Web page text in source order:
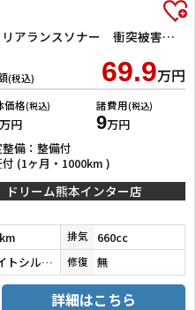
L SAIII ETC バックカメラ クリアランスソナー 衝突被害軽減システム オートマチックハイビーム キーレスエントリー アイドリングストップ CVT ESC エアコン パワーウィンドウ
(税込) 69.9万円
価格(税込)
万円
諸費用(税込)
9万円
整備：整備付
(1ヶ月・1000km )
ドリーム熊本インター店
排気 660cc
ブライトシルバーメタリック 修復 無
詳細はこちら